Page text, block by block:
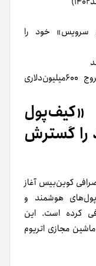
سرویس» خود را
اصلاح ۳درصدی قیمت بیت‌کوین با خروج ۶۰۰میلیون‌دلاری
را گسترش
صرافی کوین‌بیس آغاز
هوشمند و
کرده است. این
مجازی اتریوم